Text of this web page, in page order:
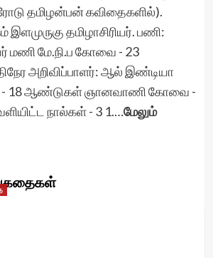
தமிழன்பன் கவிதைகளில்).
இளமுருகு தமிழாசிரியர். பணி:
மணி மே.நி.ப கோவை - 23
அறிவிப்பாளர்: ஆல் இண்டியா
- 18 ஆண்டுகள் ஞானவாணி கோவை -
நால்கள் - 3 1.…மேலும்